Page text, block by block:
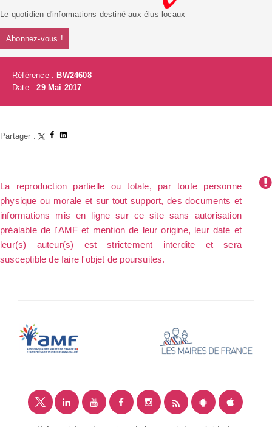
Le quotidien d'informations destiné aux élus locaux
Abonnez-vous !
Référence : BW24608
Date :29 Mai 2017
Partager :
La reproduction partielle ou totale, par toute personne
physique ou morale et sur tout support, des documents et
informations mis en ligne sur ce site sans autorisation
préalable de l'AMF et mention de leur origine, leur date et
leur(s) auteur(s) est strictement interdite et sera
susceptible de faire l'objet de poursuites.